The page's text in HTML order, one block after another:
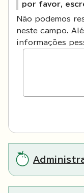
por favor,
Não podemos
neste campo.
informações